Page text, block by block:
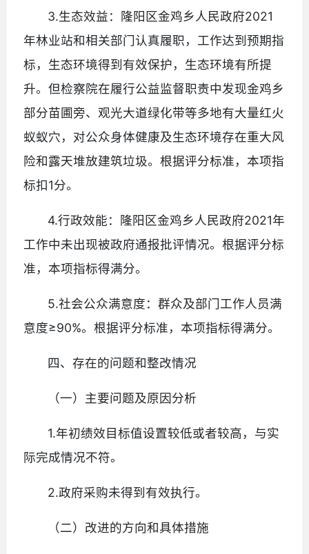
3.生态效益：隆阳区金鸡乡人民政府2021
年林业站和相关部门认真履职，工作达到预期指
标，生态环境得到有效保护，生态环境有所提
升。但检察院在履行公益监督职责中发现金鸡乡
部分苗圃旁、观光大道绿化带等多地有大量红火
蚁蚁穴，对公众身体健康及生态环境存在重大风
险和露天堆放建筑垃圾。根据评分标准，本项指
标扣1分。
4.行政效能：隆阳区金鸡乡人民政府2021年
工作中未出现被政府通报批评情况。根据评分标
准，本项指标得满分。
5.社会公众满意度：群众及部门工作人员满
意度≥90%。根据评分标准，本项指标得满分。
四、存在的问题和整改情况
（一）主要问题及原因分析
1.年初绩效目标值设置较低或者较高，与实
际完成情况不符。
2.政府采购未得到有效执行。
（二）改进的方向和具体措施